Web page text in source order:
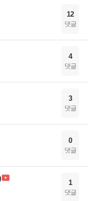
12
댓글
4
댓글
3
댓글
0
댓글
1
댓글